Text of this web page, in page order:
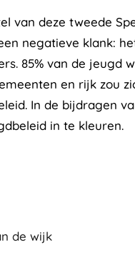
van deze tweede
negatieve klank:
85% van de jeugd
en rijk zou
In de bijdragen
in te kleuren.
de wijk